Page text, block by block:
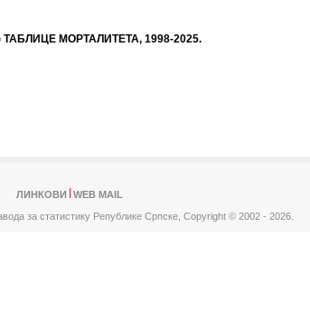
МОРТАЛИТЕТА, 1998-2025.
ЛИНКОВИ
WEB MAIL
за статистику Републике Српске, Copyright © 2002 - 2026.